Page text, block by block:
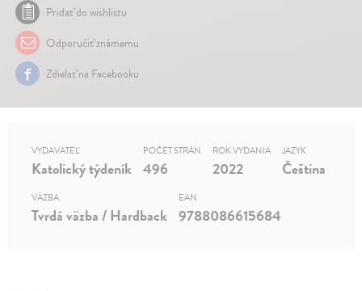
Pridať do wishlistu
Odporučiť známemu
Zdielať na Facebooku
VYDAVATEĽ
Katolický týdeník
POČET STRÁN
496
ROK VYDANIA
2022
JAZYK
Čeština
VÄZBA
Tvrdá väzba / Hardback
EAN
9788086615684